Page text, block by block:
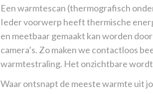
Een warmtescan (thermografisch
Ieder voorwerp heeft thermische
en meetbaar gemaakt kan worden
camera’s. Zo maken we contactloos
warmtestraling. Het onzichtbare
Waar ontsnapt de meeste warmte uit